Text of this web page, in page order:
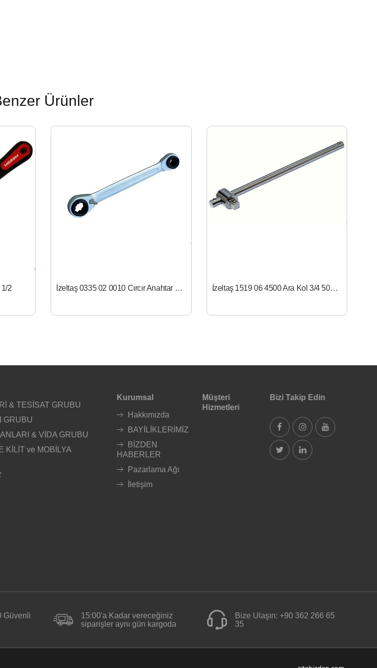
Ürünler
1/2 İzeltaş 0335 02 0010 Cırcır Anahtar 10X13X17X19 İzeltaş 1519 06 4500 Ara Kol 3/4 500mm
& TESİSAT GRUBU
GRUBU
& VİDA GRUBU
KİLİT ve MOBİLYA
Kurumsal
Hakkımızda
BAYİLİKLERİMİZ
BİZDEN
HABERLER
Pazarlama Ağı
İletişim
Müşteri
Hizmetleri
Bizi Takip Edin
Güvenli
15:00'a Kadar vereceğiniz
siparişler aynı gün kargoda
Bize Ulaşın: +90 362 266 65
35